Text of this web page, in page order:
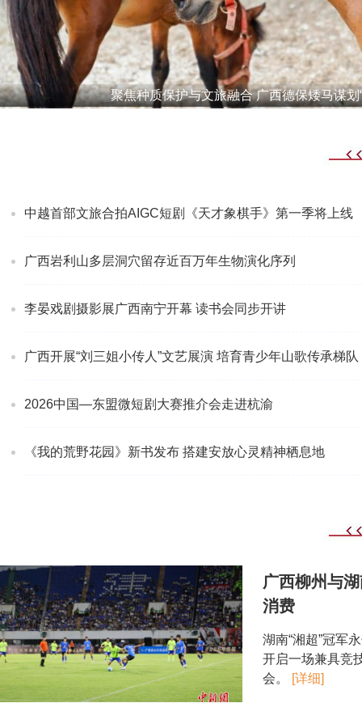
聚焦种质保护与文旅融合 广西德保矮马谋划
中越首部文旅合拍AIGC短剧《天才象棋手》第一季将上线
广西岩利山多层洞穴留存近百万年生物演化序列
李晏戏剧摄影展广西南宁开幕 读书会同步开讲
广西开展“刘三姐小传人”文艺展演 培育青少年山歌传承梯队
2026中国—东盟微短剧大赛推介会走进杭渝
《我的荒野花园》新书发布 搭建安放心灵精神栖息地
广西柳州与
消费
湖南“湘超”冠军
开启一场兼具竞
会。
[详细]